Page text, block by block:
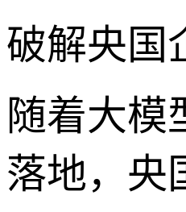
破解央国
随着大模
落地，央